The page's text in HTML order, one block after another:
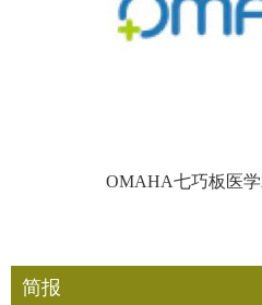
OMAHA七巧板医
简报